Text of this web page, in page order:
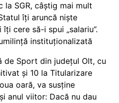
la SGR, câștig mai mult
îți aruncă niște
îți cere să-i spui „salariu”.
instituționalizată
de Sport din județul Olt, cu
și 10 la Titularizare
oară, va susține
anul viitor: Dacă nu dau